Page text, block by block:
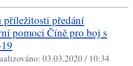
příležitosti předání
pomoci Číně pro boj s
03.03.2020 / 10:34